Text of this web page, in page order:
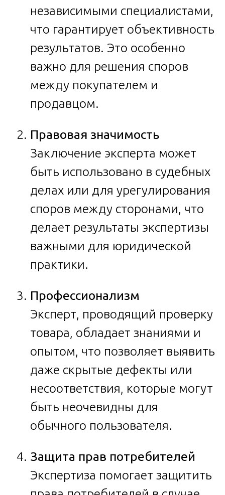
независимыми специалистами,
что гарантирует объективность
результатов. Это особенно
важно для решения споров
между покупателем и
продавцом.
Правовая значимость
Заключение эксперта может
быть использовано в судебных
делах или для урегулирования
споров между сторонами, что
делает результаты экспертизы
важными для юридической
практики.
Профессионализм
Эксперт, проводящий проверку
товара, обладает знаниями и
опытом, что позволяет выявить
даже скрытые дефекты или
несоответствия, которые могут
быть неочевидны для
обычного пользователя.
Защита прав потребителей
Экспертиза помогает защитить